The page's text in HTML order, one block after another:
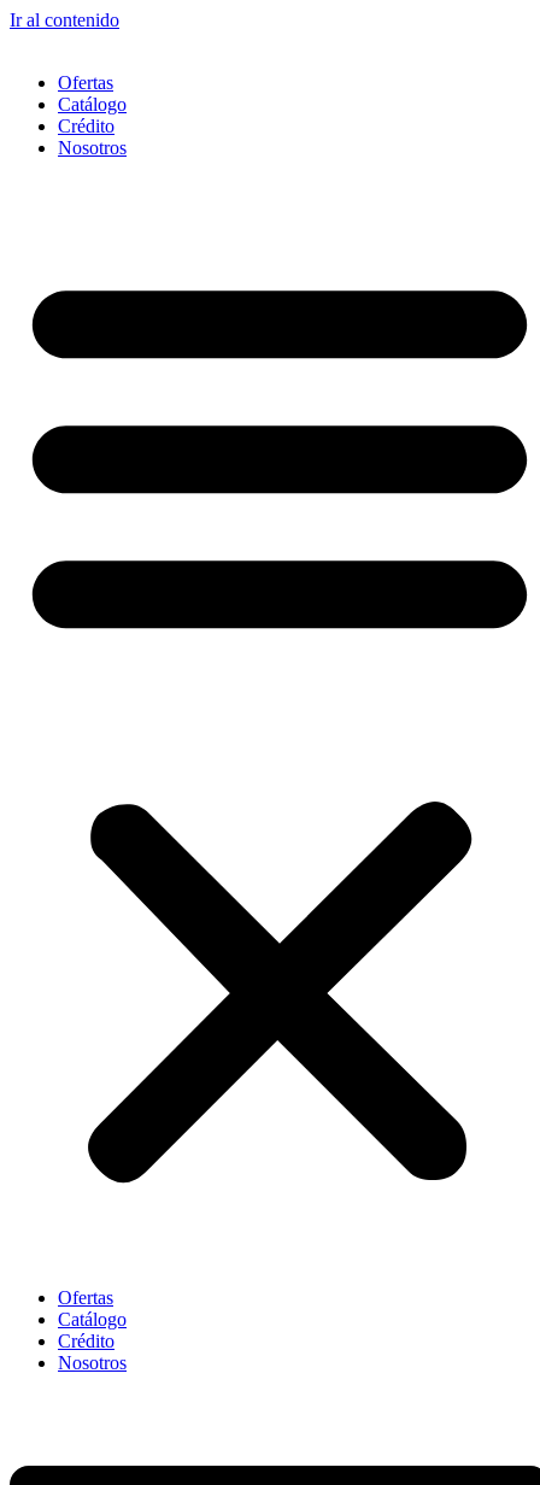
Ir al contenido
Ofertas
Catálogo
Crédito
Nosotros
Ofertas
Catálogo
Crédito
Nosotros